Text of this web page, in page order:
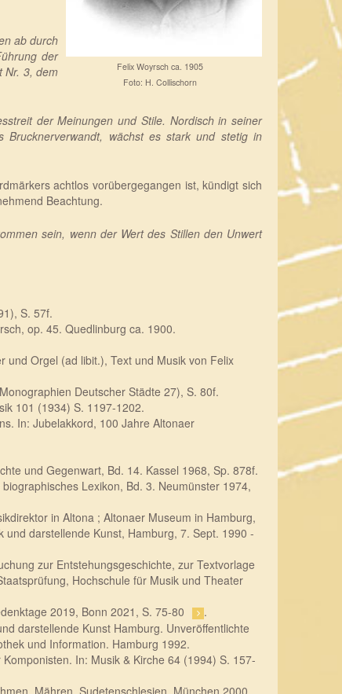
Felix Woyrsch ca. 1905
Foto: H. Collischorn
ab durch
der
Nr. 3, dem
der Meinungen und Stile. Nordisch in seiner
Brucknerverwandt, wächst es stark und stetig in
achtlos vorübergegangen ist, kündigt sich
Beachtung.
sein, wenn der Wert des Stillen den Unwert
S. 57f.
op. 45. Quedlinburg ca. 1900.
und Orgel (ad libit.), Text und Musik von Felix
Deutscher Städte 27), S. 80f.
101 (1934) S. 1197-1202.
In: Jubelakkord, 100 Jahre Altonaer
und Gegenwart, Bd. 14. Kassel 1968, Sp. 878f.
Lexikon, Bd. 3. Neumünster 1974,
in Altona ; Altonaer Museum in Hamburg,
darstellende Kunst, Hamburg, 7. Sept. 1990 -
zur Entstehungsgeschichte, zur Textvorlage
Hochschule für Musik und Theater
2019, Bonn 2021, S. 75-80
.
darstellende Kunst Hamburg. Unveröffentlichte
und Information. Hamburg 1992.
In: Musik & Kirche 64 (1994) S. 157-
Mähren, Sudetenschlesien. München 2000,